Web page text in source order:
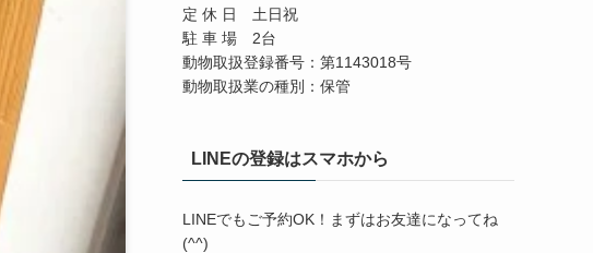
定 休 日 土日祝
駐 車 場 2台
動物取扱登録番号：第1143018号
動物取扱業の種別：保管
LINEの登録はスマホから
LINEでもご予約OK！まずはお友達になってね
(^^)